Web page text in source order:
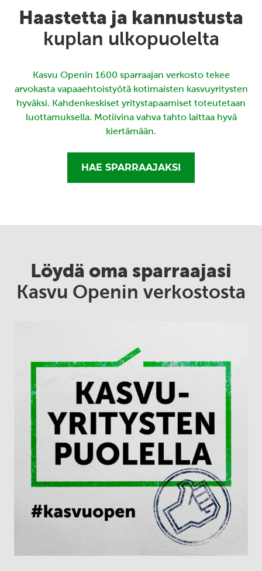
Haastetta ja kannustusta
kuplan ulkopuolelta
Kasvu Openin 1600 sparraajan verkosto tekee
arvokasta vapaaehtoistyötä kotimaisten kasvuyritysten
hyväksi. Kahdenkeskiset yritystapaamiset toteutetaan
luottamuksella. Motiivina vahva tahto laittaa hyvä
kiertämään.
HAE SPARRAAJAKSI
Löydä oma sparraajasi
Kasvu Openin verkostosta